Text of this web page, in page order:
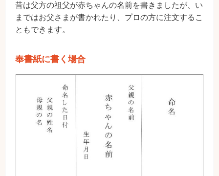
昔は父方の祖父が赤ちゃんの名前を書きましたが、い
まではお父さまが書かれたり、プロの方に注文するこ
ともできます。
奉書紙に書く場合